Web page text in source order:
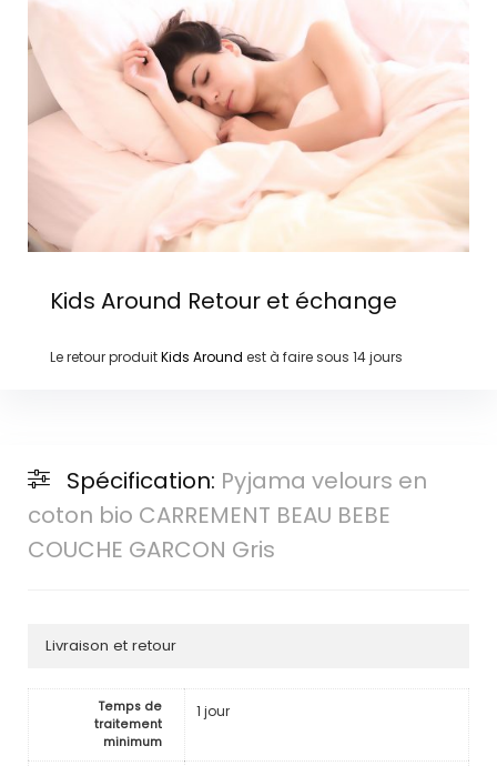
Kids Around Retour et échange
Le retour produitKids Around est à faire sous 14 jours
Spécification: Pyjama velours en
coton bio CARREMENT BEAU BEBE
COUCHE GARCON Gris
Livraison et retour
Temps de
traitement
minimum
1 jour